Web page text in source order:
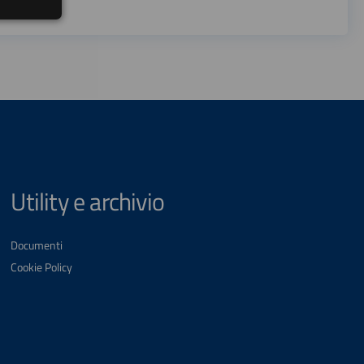
Utility e archivio
Documenti
Cookie Policy